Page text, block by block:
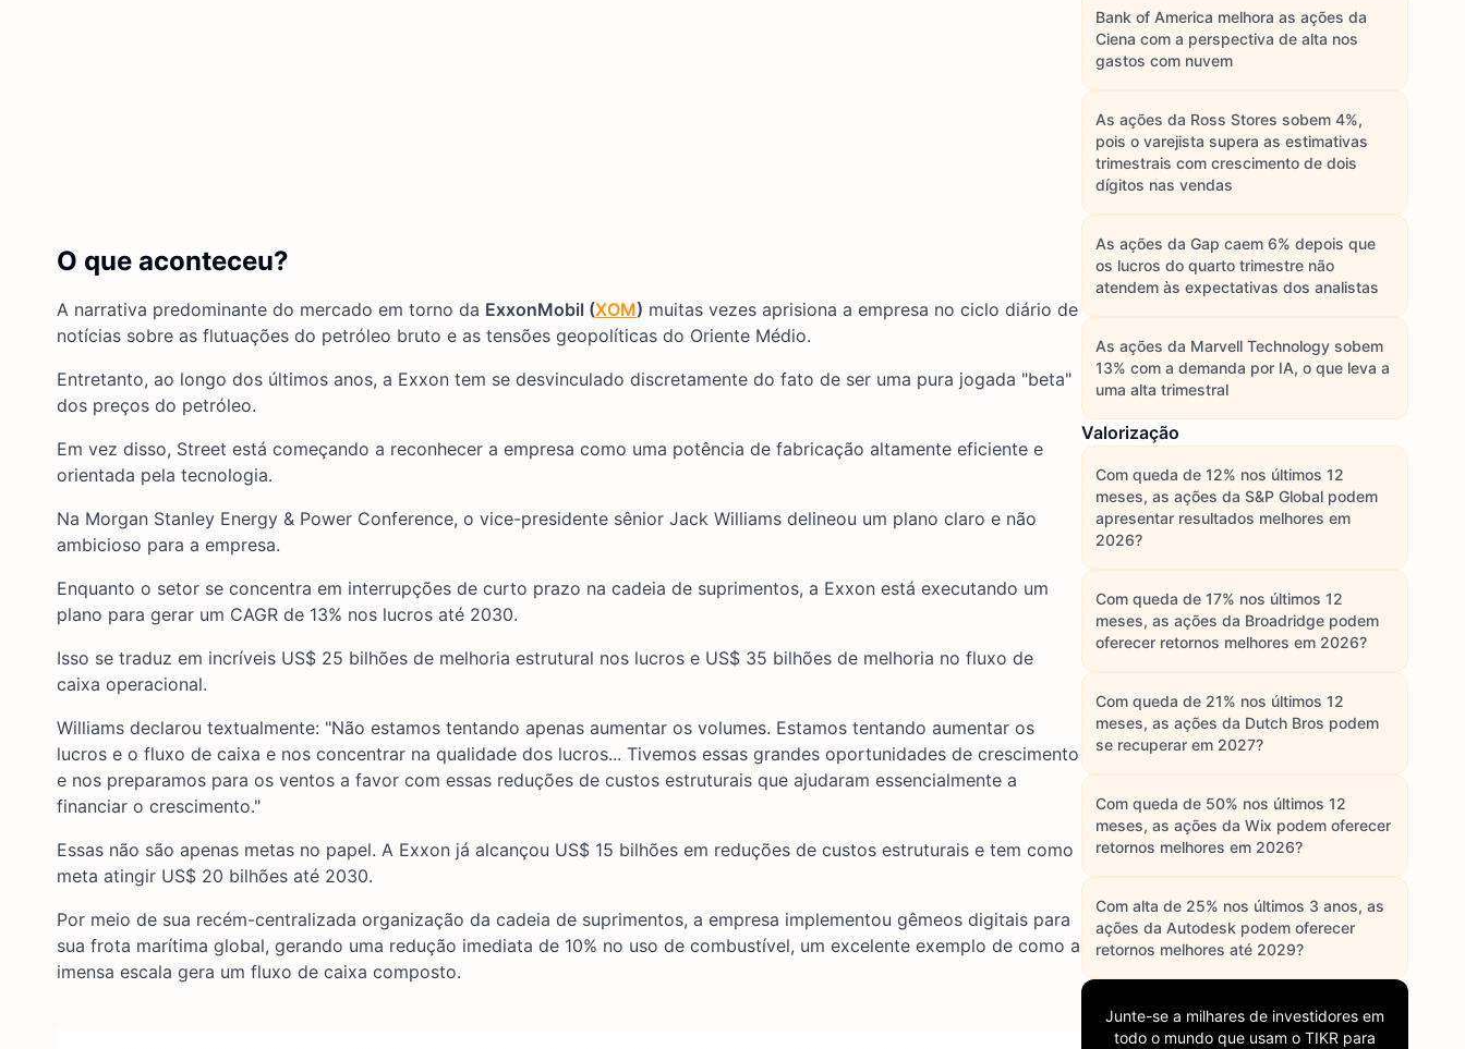
O que aconteceu?
A narrativa predominante do mercado em torno da ExxonMobil (XOM) muitas vezes aprisiona a empresa no ciclo diário de
notícias sobre as flutuações do petróleo bruto e as tensões geopolíticas do Oriente Médio.
Entretanto, ao longo dos últimos anos, a Exxon tem se desvinculado discretamente do fato de ser uma pura jogada "beta"
dos preços do petróleo.
Em vez disso, Street está começando a reconhecer a empresa como uma potência de fabricação altamente eficiente e
orientada pela tecnologia.
Na Morgan Stanley Energy & Power Conference, o vice-presidente sênior Jack Williams delineou um plano claro e não
ambicioso para a empresa.
Enquanto o setor se concentra em interrupções de curto prazo na cadeia de suprimentos, a Exxon está executando um
plano para gerar um CAGR de 13% nos lucros até 2030.
Isso se traduz em incríveis US$ 25 bilhões de melhoria estrutural nos lucros e US$ 35 bilhões de melhoria no fluxo de
caixa operacional.
Williams declarou textualmente: "Não estamos tentando apenas aumentar os volumes. Estamos tentando aumentar os
lucros e o fluxo de caixa e nos concentrar na qualidade dos lucros... Tivemos essas grandes oportunidades de crescimento
e nos preparamos para os ventos a favor com essas reduções de custos estruturais que ajudaram essencialmente a
financiar o crescimento."
Essas não são apenas metas no papel. A Exxon já alcançou US$ 15 bilhões em reduções de custos estruturais e tem como
meta atingir US$ 20 bilhões até 2030.
Por meio de sua recém-centralizada organização da cadeia de suprimentos, a empresa implementou gêmeos digitais para
sua frota marítima global, gerando uma redução imediata de 10% no uso de combustível, um excelente exemplo de como a
imensa escala gera um fluxo de caixa composto.
Bank of America melhora as ações da
Ciena com a perspectiva de alta nos
gastos com nuvem
As ações da Ross Stores sobem 4%,
pois o varejista supera as estimativas
trimestrais com crescimento de dois
dígitos nas vendas
As ações da Gap caem 6% depois que
os lucros do quarto trimestre não
atendem às expectativas dos analistas
As ações da Marvell Technology sobem
13% com a demanda por IA, o que leva a
uma alta trimestral
Valorização
Com queda de 12% nos últimos 12
meses, as ações da S&P Global podem
apresentar resultados melhores em
2026?
Com queda de 17% nos últimos 12
meses, as ações da Broadridge podem
oferecer retornos melhores em 2026?
Com queda de 21% nos últimos 12
meses, as ações da Dutch Bros podem
se recuperar em 2027?
Com queda de 50% nos últimos 12
meses, as ações da Wix podem oferecer
retornos melhores em 2026?
Com alta de 25% nos últimos 3 anos, as
ações da Autodesk podem oferecer
retornos melhores até 2029?
Junte-se a milhares de investidores em
todo o mundo que usam o TIKR para